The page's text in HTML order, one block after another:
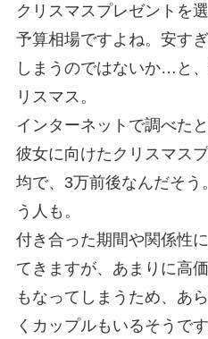
クリスマスプレゼントを
予算相場ですよね。安す
しまうのではないか…と
リスマス。
インターネットで調べた
彼女に向けたクリスマス
均で、3万前後なんだそ
う人も。
付き合った期間や関係性
てきますが、あまりに高
もなってしまうため、あ
くカップルもいるそうです